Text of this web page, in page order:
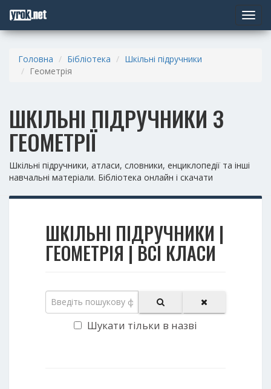
Toggle
Головна Бібліотека
Шкільні підручники
Геометрія
ШКІЛЬНІ ПІДРУЧНИКИ З
ГЕОМЕТРІЇ
Шкільні підручники, атласи, словники, енциклопедії та інші
навчальні матеріали. Бібліотека онлайн і скачати
ШКІЛЬНІ ПІДРУЧНИКИ |
ГЕОМЕТРІЯ | ВСІ КЛАСИ
Шукати тільки в назві